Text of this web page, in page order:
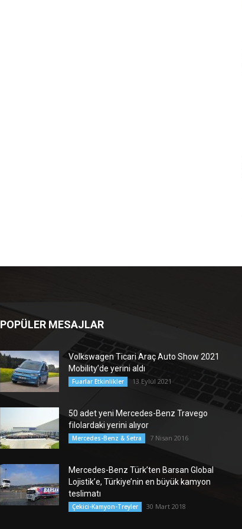
POPÜLER MESAJLAR
Volkswagen Ticari Araç Auto Show 2021
Mobility’de yerini aldı
Fuarlar Etkinlikler 13 Eylül 2021
50 adet yeni Mercedes-Benz Travego
filolardaki yerini alıyor
Mercedes-Benz & Setra 7 Nisan 2016
Mercedes-Benz Türk’ten Barsan Global
Lojistik’e, Türkiye’nin en büyük kamyon
teslimatı
Çekici-Kamyon-Treyler 30 Mart 2018